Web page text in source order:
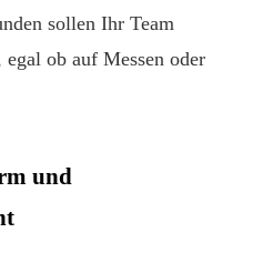
sollen Ihr Team
ob auf Messen oder
und